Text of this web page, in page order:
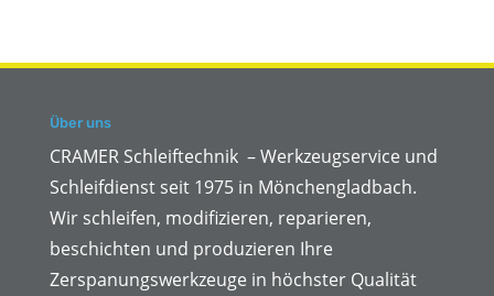
Über uns
CRAMER Schleiftechnik – Werkzeugservice und
Schleifdienst seit 1975 in Mönchengladbach.
Wir schleifen, modifizieren, reparieren,
beschichten und produzieren Ihre
Zerspanungswerkzeuge in höchster Qualität